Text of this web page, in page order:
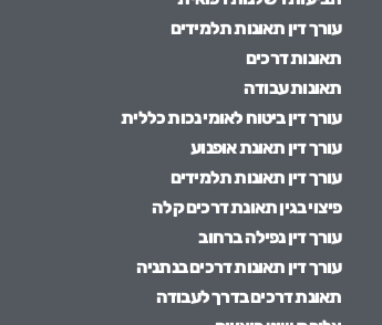
עורך דין תאונות תלמידים
תאונות דרכים
תאונות עבודה
עורך דין ביטוח לאומי נכות כללית
עורך דין תאונת אופנוע
עורך דין תאונות תלמידים
פיצוי בגין תאונת דרכים קלה
עורך דין נפילה ברחוב
עורך דין תאונות דרכים בנתניה
תאונת דרכים בדרך לעבודה